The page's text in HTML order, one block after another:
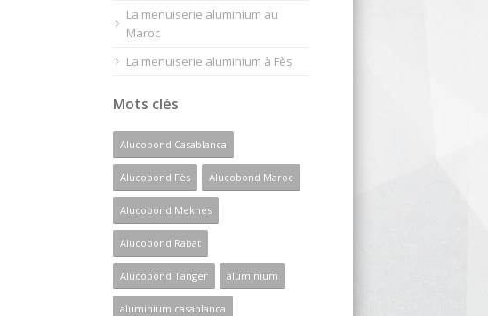
La menuiserie aluminium au
Maroc
La menuiserie aluminium à Fès
Mots clés
Alucobond Casablanca
Alucobond Fès Alucobond Maroc
Alucobond Meknes
Alucobond Rabat
Alucobond Tanger aluminium
aluminium casablanca